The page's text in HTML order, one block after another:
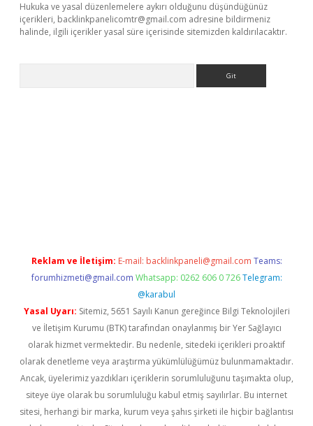
Hukuka ve yasal düzenlemelere aykırı olduğunu düşündüğünüz
içerikleri, backlinkpanelicomtr@gmail.com adresine bildirmeniz
halinde, ilgili içerikler yasal süre içerisinde sitemizden kaldırılacaktır.
Reklam ve İletişim: E-mail: backlinkpaneli@gmail.com Teams:
forumhizmeti@gmail.com Whatsapp: 0262 606 0 726 Telegram:
@karabul
Yasal Uyarı: Sitemiz, 5651 Sayılı Kanun gereğince Bilgi Teknolojileri
ve İletişim Kurumu (BTK) tarafından onaylanmış bir Yer Sağlayıcı
olarak hizmet vermektedir. Bu nedenle, sitedeki içerikleri proaktif
olarak denetleme veya araştırma yükümlülüğümüz bulunmamaktadır.
Ancak, üyelerimiz yazdıkları içeriklerin sorumluluğunu taşımakta olup,
siteye üye olarak bu sorumluluğu kabul etmiş sayılırlar. Bu internet
sitesi, herhangi bir marka, kurum veya şahıs şirketi ile hiçbir bağlantısı